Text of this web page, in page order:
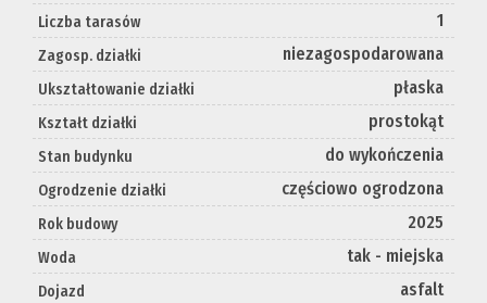
Liczba tarasów 1
Zagosp. działki niezagospodarowana
Ukształtowanie działki płaska
Kształt działki prostokąt
Stan budynku do wykończenia
Ogrodzenie działki częściowo ogrodzona
Rok budowy 2025
Woda tak - miejska
Dojazd asfalt